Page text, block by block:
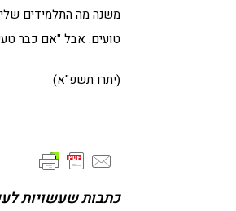
משנה מה התלמידים שלי
טועים. אבל "אם כבר
(יתרו תשפ"א)
כתבות שעשויות